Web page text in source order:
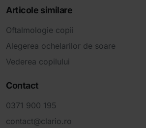
Articole similare
Oftalmologie copii
Alegerea ochelarilor de soare
Vederea copilului
Contact
0371 900 195
contact@clario.ro